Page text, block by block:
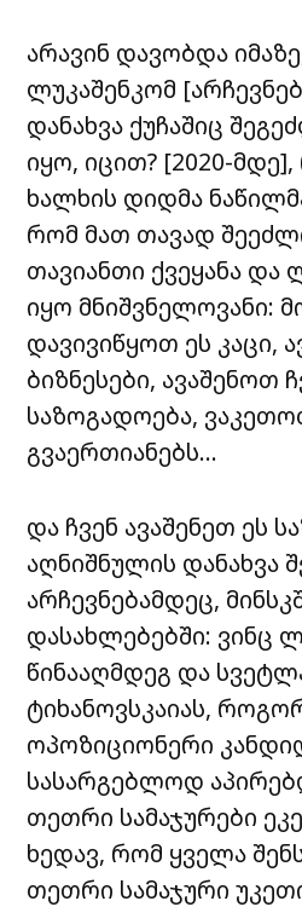
არავინ დავობდა
ლუკაშენკომ
დანახვა ქუჩაშიც
იყო, იცით? [2020-
ხალხის დიდმა
რომ მათ თავად
თავიანთი ქვეყანა და
იყო მნიშვნელოვანი:
დავივიწყოთ ეს კაცი,
ბიზნესები, ავაშენოთ
საზოგადოება,
გვაერთიანებს…
და ჩვენ ავაშენეთ ეს
აღნიშნულის დანახვა
არჩევნებამდეც,
დასახლებებში: ვინც
წინააღმდეგ და
ტიხანოვსკაიას,
ოპოზიციონერი
სასარგებლოდ
თეთრი სამაჯურები
ხედავ, რომ ყველა
თეთრი სამაჯური